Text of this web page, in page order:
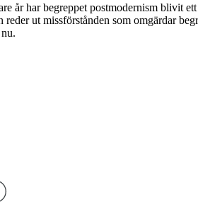
år har begreppet postmodernism blivit
ut missförstånden som omgärdar